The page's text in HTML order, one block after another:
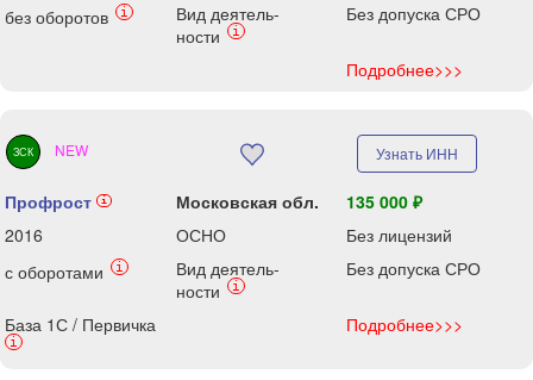
без оборотов
i
Вид деятель-
ности
i
Без допуска СРО
Подробнее>>>
ЗСК NEW Узнать ИНН
Профрост i Московская обл.
135 000 ₽
2016
ОСНО
Без лицензий
с оборотами
i
Вид деятель-
ности
i
Без допуска СРО
База 1С / Первичка
i
Подробнее>>>